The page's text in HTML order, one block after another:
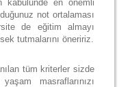
kabulünde en önemli
not ortalaması
de eğitim almayı
tutmalarını öneririz.
tüm kriterler sizde
masraflarınızı